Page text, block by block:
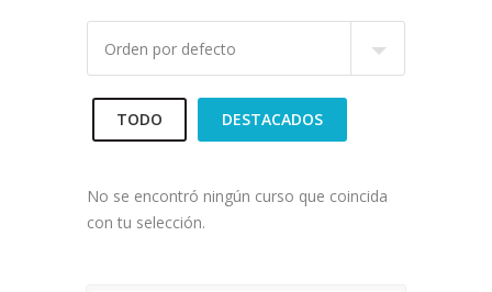
TODO DESTACADOS
No se encontró ningún curso que coincida
con tu selección.